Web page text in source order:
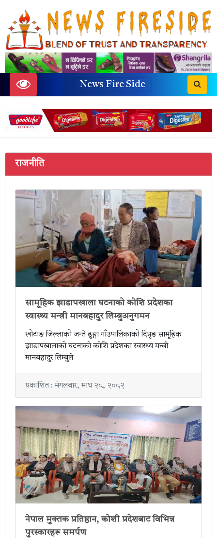
News Fire Side
राजनीति
सामूहिक झाडापखाला घटनाको कोशि प्रदेशका
स्वास्थ्य मन्त्री मानबहादुर लिम्बुअनुगमन
खोटाङ जिल्लाको जन्ते ढुङ्गा गाँउपालिकाको दिप्रृङ सामूहिक
झाडापखालाको घटनाको कोशि प्रदेशका स्वास्थ्य मन्त्री
मानबहादुर लिम्बुले
प्रकाशित : मंगलबार, माघ २८, २०८२
नेपाल मुक्तक प्रतिष्ठान, कोशी प्रदेशबाट विभिन्न
पुरस्कारहरू समर्पण